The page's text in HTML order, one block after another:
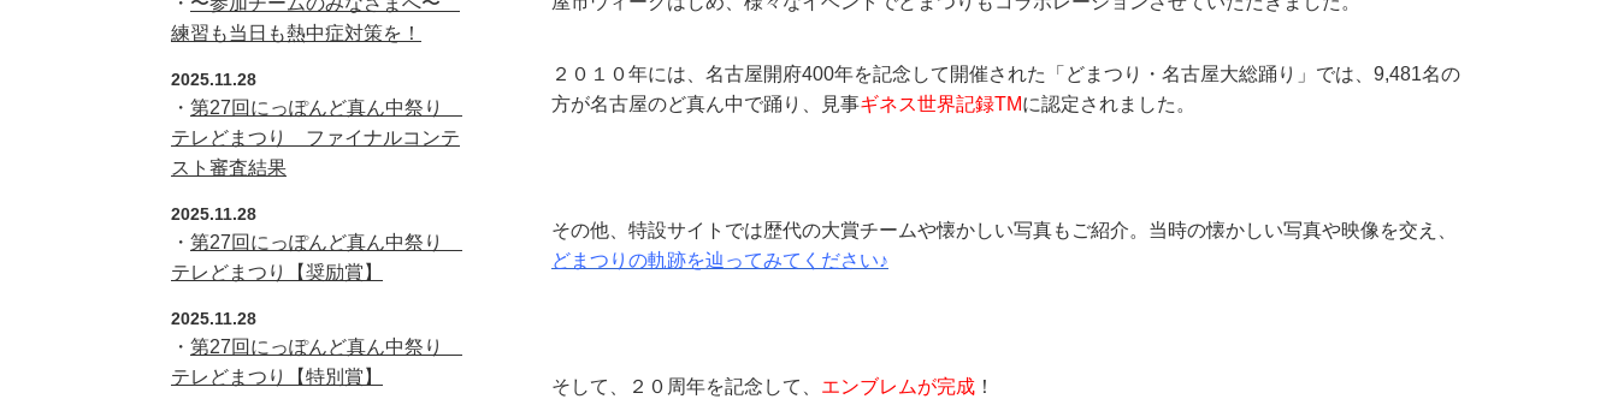
２０１０年には、名古屋開府400年を記念して開催された「どまつり・名古屋大総踊り」では、9,481名の
方が名古屋のど真ん中で踊り、見事ギネス世界記録TMに認定されました。
その他、特設サイトでは歴代の大賞チームや懐かしい写真もご紹介。当時の懐かしい写真や映像を交え、
どまつりの軌跡を辿ってみてください♪
そして、２０周年を記念して、 エンブレムが完成 ！
練習も当日も熱中症対策を！
2025.11.28
・ 第27回にっぽんど真ん中祭り
テレどまつり ファイナルコンテ
スト審査結果
2025.11.28
・ 第27回にっぽんど真ん中祭り
テレどまつり【奨励賞】
2025.11.28
・ 第27回にっぽんど真ん中祭り
テレどまつり【特別賞】